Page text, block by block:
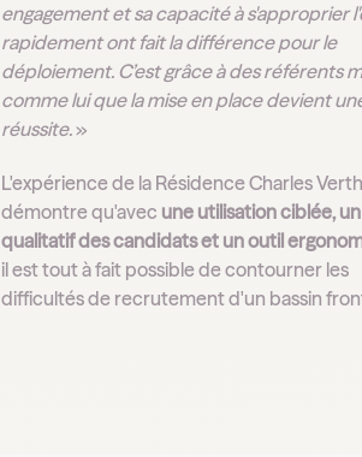
engagement et sa capacité à s'approprier
rapidement ont fait la différence pour le
déploiement. C’est grâce à des référents
comme lui que la mise en place devient
réussite.»
L'expérience de la Résidence Charles
démontre qu'avec une utilisation ciblée,
qualitatif des candidats et un outil
il est tout à fait possible de contourner les
difficultés de recrutement d'un bassin